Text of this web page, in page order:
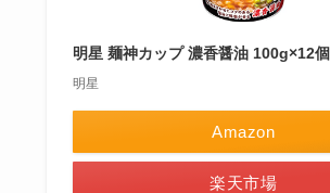
明星 麺神カップ 濃香醤油 100g×12個
明星
Amazon
楽天市場